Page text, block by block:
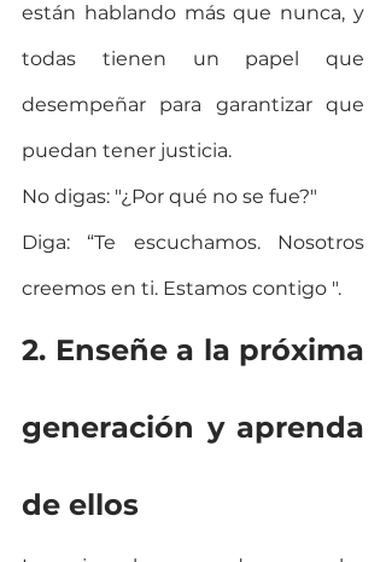
están hablando más que nunca, y
todas tienen un papel que
desempeñar para garantizar que
puedan tener justicia.
No digas: "¿Por qué no se fue?"
Diga: “Te escuchamos. Nosotros
creemos en ti. Estamos contigo ".
2. Enseñe a la próxima
generación y aprenda
de ellos